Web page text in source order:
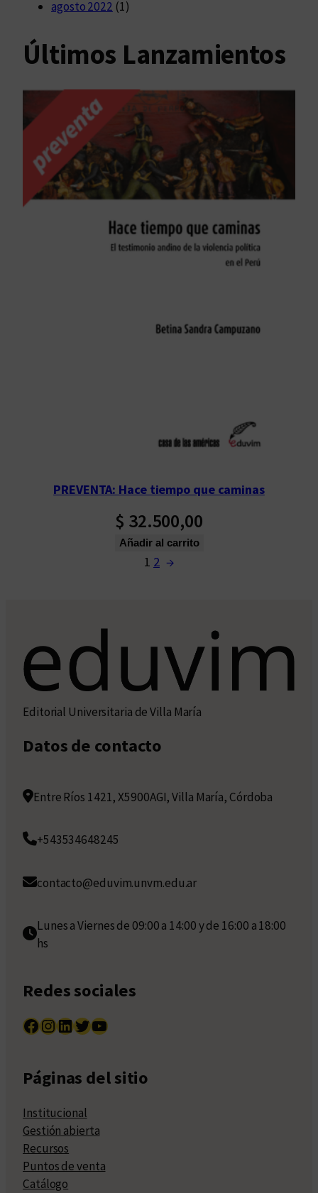
agosto 2022 (1)
Últimos Lanzamientos
PREVENTA: Hace tiempo que caminas
$ 32.500,00
Añadir al carrito
1 2 →
Editorial Universitaria de Villa María
Datos de contacto
Entre Ríos 1421, X5900AGI, Villa María, Córdoba
+543534648245
contacto@eduvim.unvm.edu.ar
Lunes a Viernes de 09:00 a 14:00 y de 16:00 a 18:00
hs
Redes sociales
Facebook InstagramLinkedIn Twitter YouTube
Páginas del sitio
Institucional
Gestión abierta
Recursos
Puntos de venta
Catálogo